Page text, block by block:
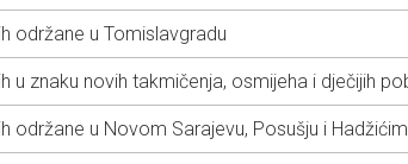
održane u Tomislavgradu
u znaku novih takmičenja, osmijeha i dječijih
održane u Novom Sarajevu, Posušju i